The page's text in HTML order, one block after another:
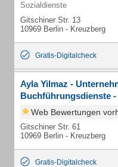
Sozialdienste
Gitschiner Str. 13
10969 Berlin - Kreuzberg
Gratis-Digitalcheck
Ayla Yilmaz -
Buchführungsdienste -
Web Bewertungen
Gitschiner Str. 61
10969 Berlin - Kreuzberg
Gratis-Digitalcheck